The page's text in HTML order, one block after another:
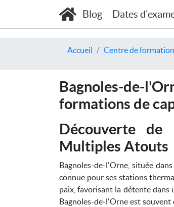
Blog Dates
Accueil Centre de
Bagnoles-de-
formations de
Découverte de
Multiples Atouts
Bagnoles-de-l'Orne, située
connue pour ses stations
paix, favorisant la détente dans
Bagnoles-de-l'Orne est souvent